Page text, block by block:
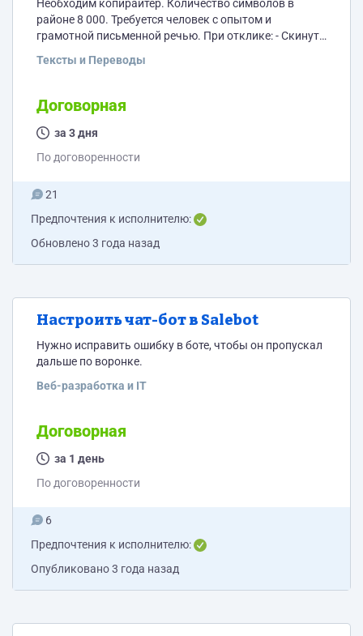
Необходим копирайтер. Количество символов в
районе 8 000. Требуется человек с опытом и
грамотной письменной речью. При отклике: - Скинуть
символов; - Указать сроки выполнения работы; -
Тексты и Переводы
Договорная
за 3 дня
По договоренности
21
Предпочтения к исполнителю:
Обновлено3 года назад
Настроить чат-бот в Salebot
Нужно исправить ошибку в боте, чтобы он пропускал
дальше по воронке.
Веб-разработка и IT
Договорная
за 1 день
По договоренности
6
Предпочтения к исполнителю:
Опубликовано3 года назад